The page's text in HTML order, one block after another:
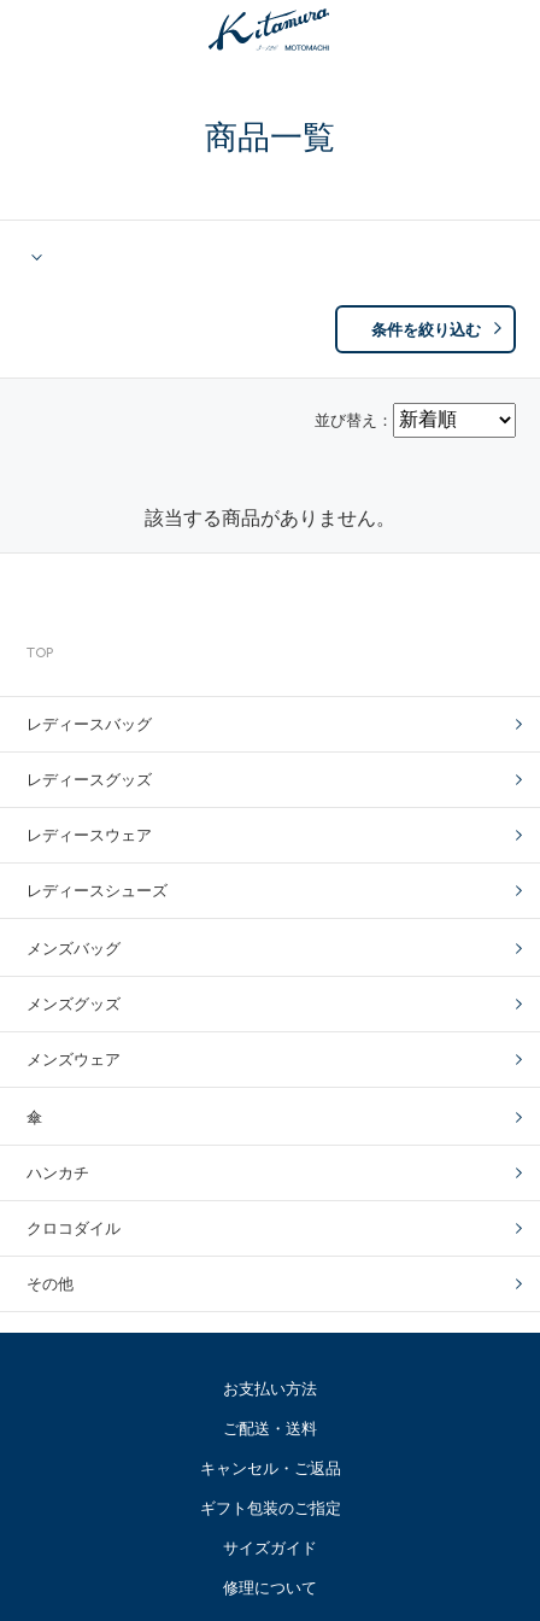
商品一覧
条件を絞り込む
並び替え：
該当する商品がありません。
TOP
レディースバッグ
レディースグッズ
レディースウェア
レディースシューズ
メンズバッグ
メンズグッズ
メンズウェア
傘
ハンカチ
クロコダイル
その他
お支払い方法
ご配送・送料
キャンセル・ご返品
ギフト包装のご指定
サイズガイド
修理について